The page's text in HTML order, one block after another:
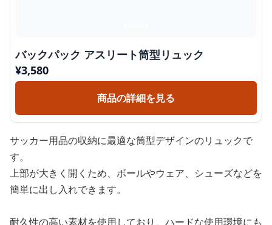
バックパック アスリート筒型リュック
¥3,580
商品の詳細を見る
サッカー用品の収納に最適な筒型デザインのリュックで
す。
上部が大きく開くため、ボールやウェア、シューズなどを
簡単に出し入れできます。
耐久性の高い素材を使用しており、ハードな使用環境にも